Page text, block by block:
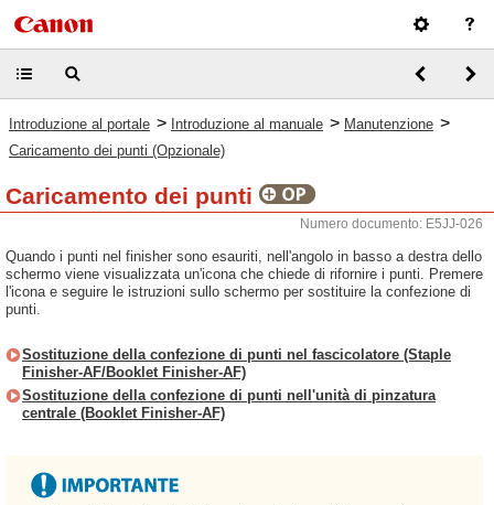
Introduzione al portale > Introduzione al manuale > Manutenzione >
Caricamento dei punti (Opzionale)
Caricamento dei punti
Numero documento: E5JJ-026
Quando i punti nel finisher sono esauriti, nell'angolo in basso a destra dello
schermo viene visualizzata un'icona che chiede di rifornire i punti. Premere
l'icona e seguire le istruzioni sullo schermo per sostituire la confezione di
punti.
Sostituzione della confezione di punti nel fascicolatore (Staple
Finisher-AF/Booklet Finisher-AF)
Sostituzione della confezione di punti nell'unità di pinzatura
centrale (Booklet Finisher-AF)